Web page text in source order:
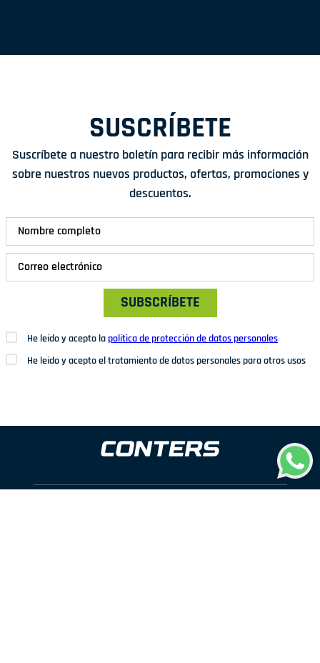
SUSCRÍBETE
Suscríbete a nuestro boletín para recibir más información
sobre nuestros nuevos productos, ofertas, promociones y
descuentos.
SUBSCRÍBETE
He leído y acepto lapolítica de protección de datos personales
He leído y acepto el tratamiento de datos personales para otros usos